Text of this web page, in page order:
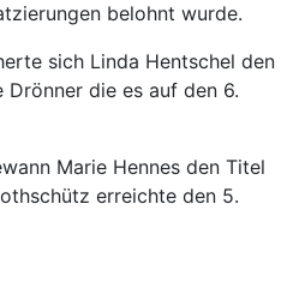
belohnt wurde.
sich Linda Hentschel den
die es auf den 6.
Marie Hennes den Titel
erreichte den 5.